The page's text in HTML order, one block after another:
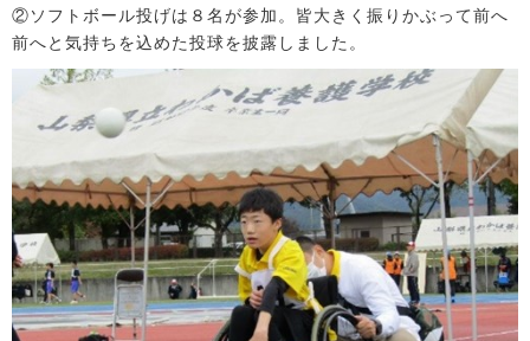
②ソフトボール投げは８名が参加。皆大きく振りかぶって前へ
前へと気持ちを込めた投球を披露しました。